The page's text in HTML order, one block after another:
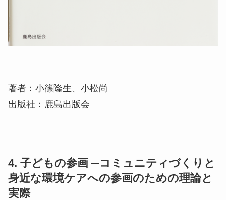
著者：小篠隆生、小松尚
出版社：鹿島出版会
4. 子どもの参画 ─コミュニティづくりと
身近な環境ケアへの参画のための理論と
実際